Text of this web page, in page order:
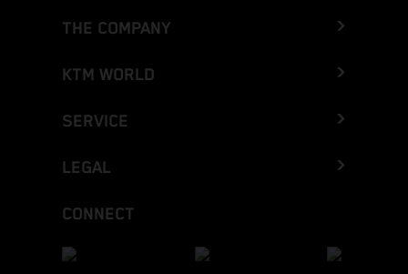
THE COMPANY
KTM WORLD
SERVICE
LEGAL
CONNECT